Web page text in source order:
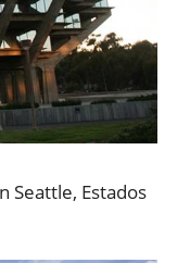
Seattle, Estados